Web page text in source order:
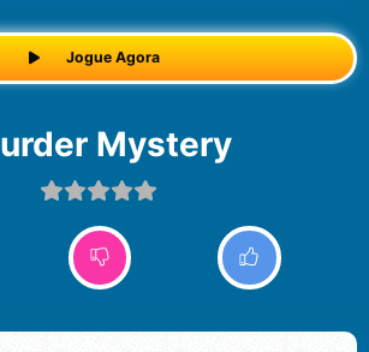
Jogue Agora
Murder Mystery